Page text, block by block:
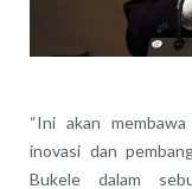
“Ini akan
inovasi dan
Bukele dalam